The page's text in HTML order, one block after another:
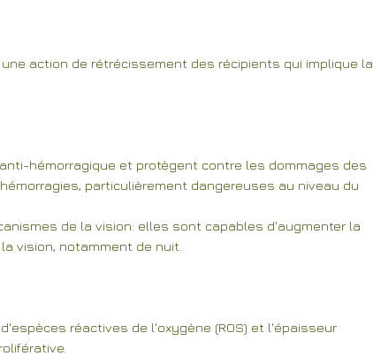
action de rétrécissement des récipients qui implique la
hémorragique et protègent contre les dommages des
particulièrement dangereuses au niveau du
de la vision: elles sont capables d'augmenter la
vision, notamment de nuit.
réactives de l'oxygène (ROS) et l'épaisseur